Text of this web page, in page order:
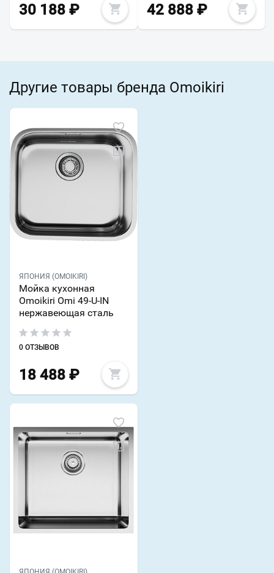
30 188 ₽ 42 888₽
Другие товары бренда Omoikiri
ЯПОНИЯ (OMOIKIRI)
Мойка кухонная
Omoikiri Omi 49-U-IN
нержавеющая сталь
0 ОТЗЫВОВ
18 488 ₽